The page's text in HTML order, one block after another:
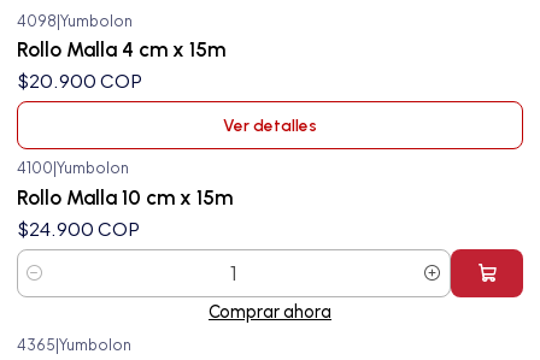
Agotado
4098|Yumbolon
Rollo Malla 4 cm x 15m
$20.900 COP
Ver detalles
4100 Yumbolon
Rollo Malla 10 cm x 15m
$24.900 COP
Cantidad
Comprar ahora
4365|Yumbolon